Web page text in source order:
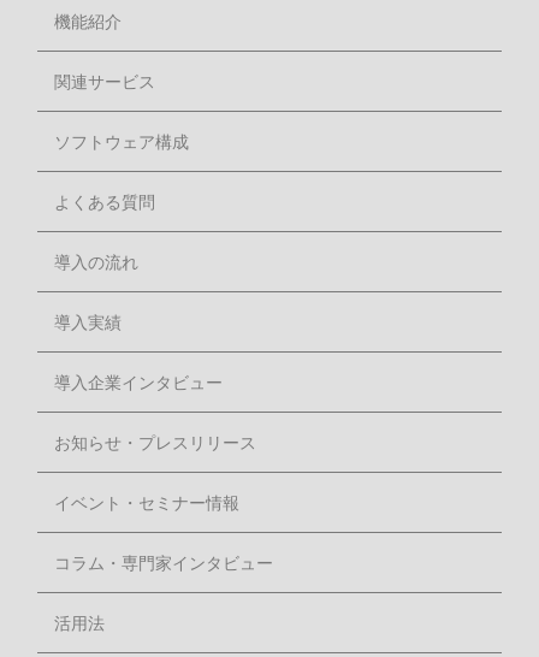
機能紹介
関連サービス
ソフトウェア構成
よくある質問
導入の流れ
導入実績
導入企業インタビュー
お知らせ・プレスリリース
イベント・セミナー情報
コラム・専門家インタビュー
活用法